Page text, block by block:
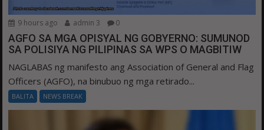
9 hours ago admin 3 0
AGFO SA MGA OPISYAL NG GOBYERNO: SUMUNOD
SA POLISIYA NG PILIPINAS SA WPS O MAGBITIW
NAGLABAS ng manifesto ang Association of General and Flag
Officers (AGFO), na binubuo ng mga retirado...
BALITA NEWS BREAK